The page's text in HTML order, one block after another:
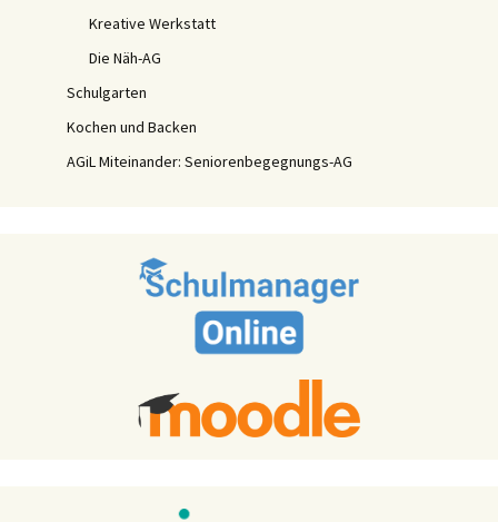
Kreative Werkstatt
Die Näh-AG
Schulgarten
Kochen und Backen
AGiL Miteinander: Seniorenbegegnungs-AG